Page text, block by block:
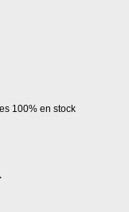
100% en stock